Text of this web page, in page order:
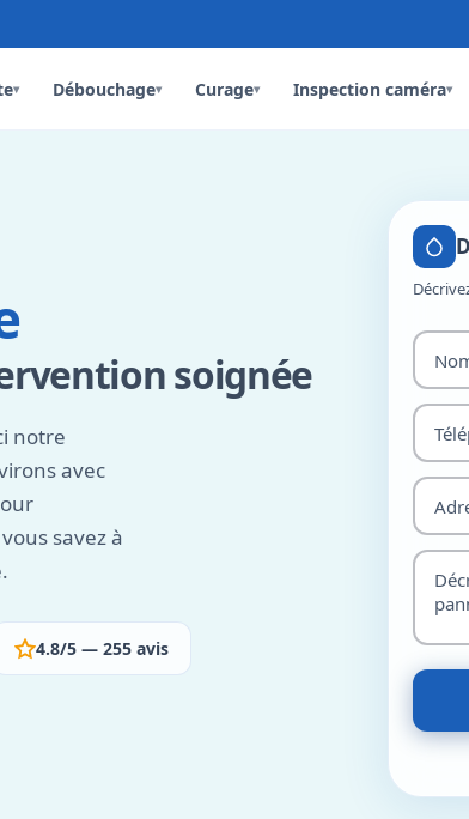
▾ Débouchage▾ Curage▾ Inspection caméra▾
soignée
notre
avec
savez à
4.8/5 — 255 avis